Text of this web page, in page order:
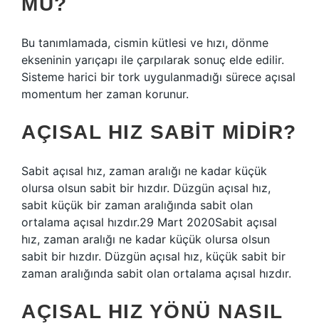
Bu tanımlamada, cismin kütlesi ve hızı, dönme
ekseninin yarıçapı ile çarpılarak sonuç elde edilir.
Sisteme harici bir tork uygulanmadığı sürece açısal
momentum her zaman korunur.
AÇISAL HIZ SABIT MIDIR?
Sabit açısal hız, zaman aralığı ne kadar küçük
olursa olsun sabit bir hızdır. Düzgün açısal hız,
sabit küçük bir zaman aralığında sabit olan
ortalama açısal hızdır.29 Mart 2020Sabit açısal
hız, zaman aralığı ne kadar küçük olursa olsun
sabit bir hızdır. Düzgün açısal hız, küçük sabit bir
zaman aralığında sabit olan ortalama açısal hızdır.
AÇISAL HIZ YÖNÜ NASIL